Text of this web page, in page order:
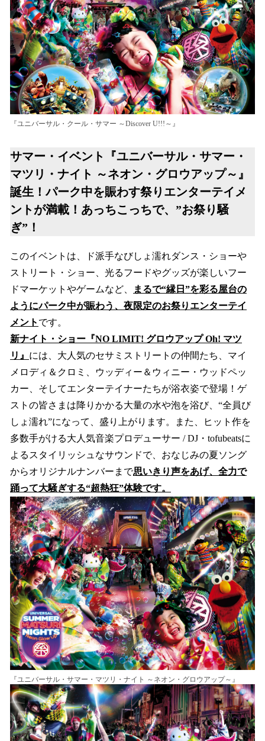
『ユニバーサル・クール・サマー ～Discover U!!!～』
サマー・イベント『ユニバーサル・サマー・
マツリ・ナイト ～ネオン・グロウアップ～』
誕生！パーク中を賑わす祭りエンターテイメ
ントが満載！あっちこっちで、 ”お祭り騒
ぎ” ！
このイベントは、ド派手なびしょ濡れダンス・ショーや
ストリート・ショー、光るフードやグッズが楽しいフー
ドマーケットやゲームなど、
まるで“縁日”を彩る屋台の
ようにパーク中が賑わう、夜限定のお祭りエンターテイ
メント です。
新ナイト・ショー『NO LIMIT! グロウアップ Oh! マツ
リ』 には、大人気のセサミストリートの仲間たち、マイ
メロディ＆クロミ、ウッディー＆ウィニー・ウッドペッ
カー、そしてエンターテイナーたちが浴衣姿で登場！ゲ
ストの皆さまは降りかかる大量の水や泡を浴び、“全員び
しょ濡れ”になって、盛り上がります。また、ヒット作を
多数手がける大人気音楽プロデューサー / DJ・tofubeatsに
よるスタイリッシュなサウンドで、おなじみの夏ソング
からオリジナルナンバーまで思いきり声をあげ、全力で
踊って大騒ぎする“超熱狂”体験です。
『ユニバーサル・サマー・マツリ・ナイト ～ネオン・グロウアップ～』